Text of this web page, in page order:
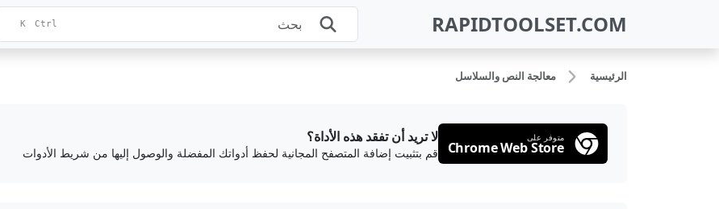
RAPIDTOOLSET.COM
Ctrl
K
الرئيسية معالجة النص والسلاسل
متوفر على
Chrome Web Store
لا تريد أن تفقد هذه الأداة؟
قم بتثبيت إضافة المتصفح المجانية لحفظ أدواتك المفضلة والوصول إليها من شريط الأدوات